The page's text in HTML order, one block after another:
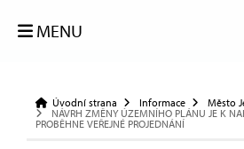
MENU
Úvodní strana Informace
Město
NÁVRH ZMĚNY ÚZEMNÍHO PLÁNU JE K
PROBĚHNE VEŘEJNÉ PROJEDNÁNÍ